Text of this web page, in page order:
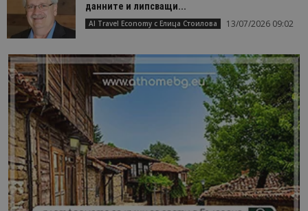
данните и липсващи...
AI Travel Economy с Елица Стоилова 13/07/2026 09:02